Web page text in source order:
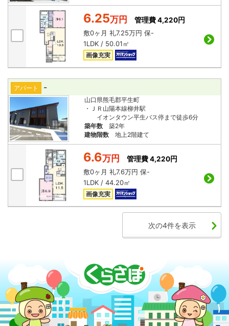
6.25万円
管理費 4,220円
敷0ヶ月 礼7.25万円 保-
1LDK / 50.01㎡
画像充実
アパート -
山口県熊毛郡平生町
・ＪＲ山陽本線柳井駅
イオンタウン平生バス停まで徒歩6分
築年数
築2年
建物階数
地上2階建て
6.6万円
管理費 4,220円
敷0ヶ月 礼7.6万円 保-
1LDK / 44.20㎡
画像充実
次の4件を表示